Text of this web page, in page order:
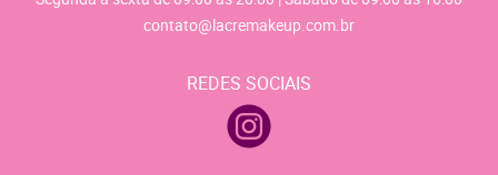
contato@lacremakeup.com.br
REDES SOCIAIS